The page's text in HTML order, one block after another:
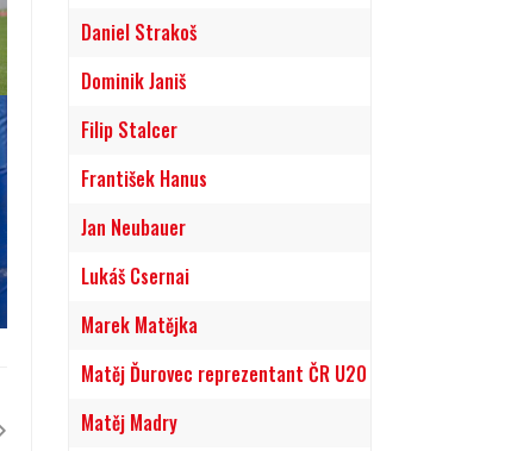
Daniel Strakoš
Dominik Janiš
Filip Stalcer
František Hanus
Jan Neubauer
Lukáš Csernai
Marek Matějka
Matěj Ďurovec reprezentant ČR U20
Matěj Madry